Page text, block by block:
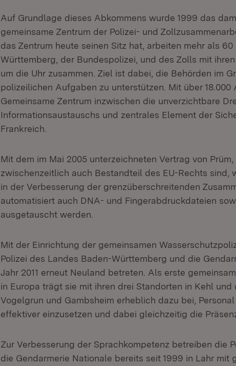
Auf Grundlage dieses Abkommens wurde 1999 das
gemeinsame Zentrum der Polizei- und
das Zentrum heute seinen Sitz hat, arbeiten mehr als
Württemberg, der Bundespolizei, und des Zolls mit
um die Uhr zusammen. Ziel ist dabei, die Behörden im
polizeilichen Aufgaben zu unterstützen. Mit über 18.000
Gemeinsame Zentrum inzwischen die unverzichtbare
Informationsaustauschs und zentrales Element der
Frankreich.
Mit dem im Mai 2005 unterzeichneten Vertrag von
zwischenzeitlich auch Bestandteil des EU-Rechts sind,
in der Verbesserung der grenzüberschreitenden
automatisiert auch DNA- und Fingerabdruckdateien
ausgetauscht werden.
Mit der Einrichtung der gemeinsamen
Polizei des Landes Baden-Württemberg und die
Jahr 2011 erneut Neuland betreten. Als erste
in Europa trägt sie mit ihren drei Standorten in Kehl und
Vogelgrun und Gambsheim erheblich dazu bei,
effektiver einzusetzen und dabei gleichzeitig die
Zur Verbesserung der Sprachkompetenz betreiben die
die Gendarmerie Nationale bereits seit 1999 in Lahr mit